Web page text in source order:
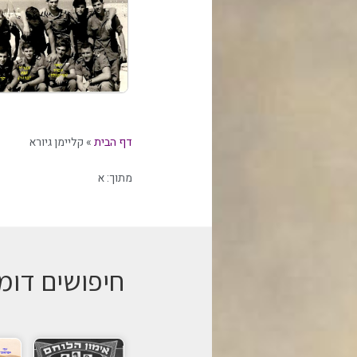
דף הבית» קליימן גיורא
מתוך:א
חיפושים